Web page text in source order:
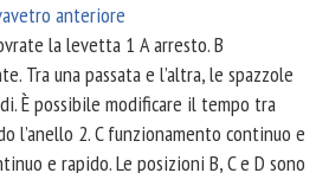
anteriore
la levetta 1 A arresto. B
Tra una passata e l’altra, le spazzole
È possibile modificare il tempo tra
l’anello 2. C funzionamento continuo e
e rapido. Le posizioni B, C e D sono